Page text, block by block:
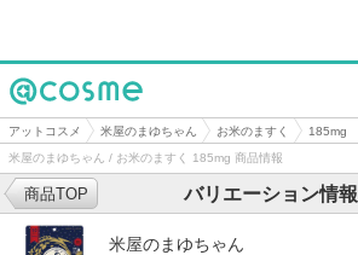
@cosme
アットコスメ 米屋のまゆちゃん お米のますく
185mg
米屋のまゆちゃん / お米のますく 185mg 商品情報
バリエーション情報
商品TOP
米屋のまゆちゃん